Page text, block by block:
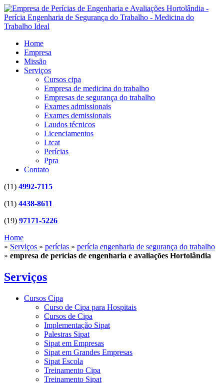
Home
Empresa
Missão
Serviços
Cursos cipa
Empresa de medicina do trabalho
Empresas de segurança do trabalho
Exames admissionais
Exames demissionais
Laudos técnicos
Licenciamentos
Ltcat
Perícias
Ppra
Contato
(11) 4992-7115
(11) 4438-8611
(19) 97171-5226
Home
» Serviços » perícias » perícia engenharia de segurança do trabalho
» empresa de perícias de engenharia e avaliações Hortolândia
Serviços
Cursos Cipa
Curso de Cipa para Hospitais
Cursos de Cipa
Implementação Sipat
Palestras Sipat
Sipat em Empresas
Sipat em Grandes Empresas
Sipat Escola
Treinamento Cipa
Treinamento Sipat